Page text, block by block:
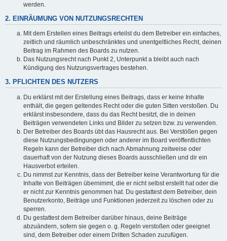
werden.
2. EINRÄUMUNG VON NUTZUNGSRECHTEN
Mit dem Erstellen eines Beitrags erteilst du dem Betreiber ein einfaches,
zeitlich und räumlich unbeschränktes und unentgeltliches Recht, deinen
Beitrag im Rahmen des Boards zu nutzen.
Das Nutzungsrecht nach Punkt 2, Unterpunkt a bleibt auch nach
Kündigung des Nutzungsvertrages bestehen.
3. PFLICHTEN DES NUTZERS
Du erklärst mit der Erstellung eines Beitrags, dass er keine Inhalte
enthält, die gegen geltendes Recht oder die guten Sitten verstoßen. Du
erklärst insbesondere, dass du das Recht besitzt, die in deinen
Beiträgen verwendeten Links und Bilder zu setzen bzw. zu verwenden.
Der Betreiber des Boards übt das Hausrecht aus. Bei Verstößen gegen
diese Nutzungsbedingungen oder anderer im Board veröffentlichten
Regeln kann der Betreiber dich nach Abmahnung zeitweise oder
dauerhaft von der Nutzung dieses Boards ausschließen und dir ein
Hausverbot erteilen.
Du nimmst zur Kenntnis, dass der Betreiber keine Verantwortung für die
Inhalte von Beiträgen übernimmt, die er nicht selbst erstellt hat oder die
er nicht zur Kenntnis genommen hat. Du gestattest dem Betreiber, dein
Benutzerkonto, Beiträge und Funktionen jederzeit zu löschen oder zu
sperren.
Du gestattest dem Betreiber darüber hinaus, deine Beiträge
abzuändern, sofern sie gegen o. g. Regeln verstoßen oder geeignet
sind, dem Betreiber oder einem Dritten Schaden zuzufügen.